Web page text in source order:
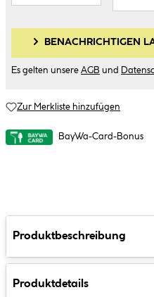
BENACHRICHTIGEN
Es gelten unsere AGB und
Zur Merkliste hinzufügen
BayWa-Card-Bonus
Produktbeschreibung
Produktdetails